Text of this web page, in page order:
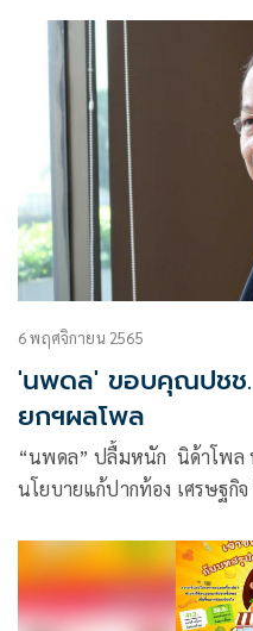
6 พฤศจิกายน 2565
'นพดล' ขอบคุณปชช.
ยกฯผลโพล
“นพดล” ปลื้มหนัก นิด้าโพล
นโยบายแก้ปากท้อง เศรษฐกิ